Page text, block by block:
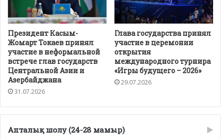
Президент Касым-
Жомарт Токаев принял
участие в неформальной
встрече глав государств
Центральной Азии и
Азербайджана
31.07.2026
Глава государства принял
участие в церемонии
открытия
международного турнира
«Игры будущего – 2026»
29.07.2026
Апталық шолу (24-28 мамыр)